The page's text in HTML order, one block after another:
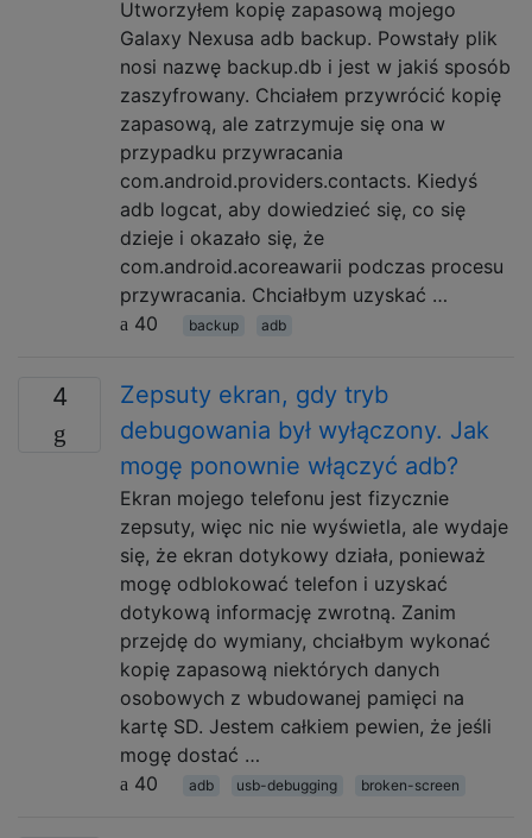
Utworzyłem kopię zapasową mojego
Galaxy Nexusa adb backup. Powstały plik
nosi nazwę backup.db i jest w jakiś sposób
zaszyfrowany. Chciałem przywrócić kopię
zapasową, ale zatrzymuje się ona w
przypadku przywracania
com.android.providers.contacts. Kiedyś
adb logcat, aby dowiedzieć się, co się
dzieje i okazało się, że
com.android.acoreawarii podczas procesu
przywracania. Chciałbym uzyskać …
40
backup adb
4
Zepsuty ekran, gdy tryb
debugowania był wyłączony. Jak
mogę ponownie włączyć adb?
Ekran mojego telefonu jest fizycznie
zepsuty, więc nic nie wyświetla, ale wydaje
się, że ekran dotykowy działa, ponieważ
mogę odblokować telefon i uzyskać
dotykową informację zwrotną. Zanim
przejdę do wymiany, chciałbym wykonać
kopię zapasową niektórych danych
osobowych z wbudowanej pamięci na
kartę SD. Jestem całkiem pewien, że jeśli
mogę dostać …
40
adb usb-debugging broken-screen